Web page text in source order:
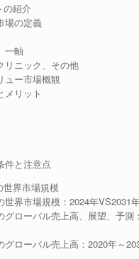
の紹介
場の定義
軸
ニック、その他
ュー市場概観
メリット
と注意点
世界市場規模
世界市場規模：2024年VS2031
グローバル売上高、展望、予測
グローバル売上高：2020年～